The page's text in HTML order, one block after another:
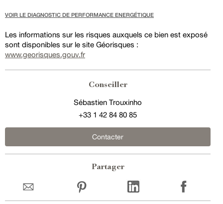
VOIR LE DIAGNOSTIC DE PERFORMANCE ENERGÉTIQUE
Les informations sur les risques auxquels ce bien est exposé
sont disponibles sur le site Géorisques :
www.georisques.gouv.fr
Conseiller
Sébastien Trouxinho
+33 1 42 84 80 85
Contacter
Partager